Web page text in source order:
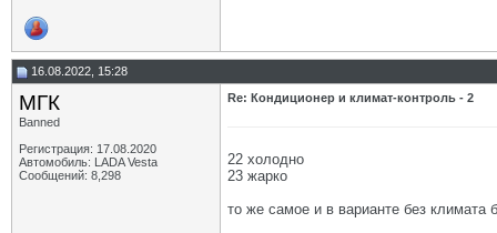
16.08.2022, 15:28
МГК
Banned
Регистрация: 17.08.2020
Автомобиль: LADA Vesta
Сообщений: 8,298
Re: Кондиционер и климат-контроль - 2
22 холодно
23 жарко
то же самое и в варианте без климата